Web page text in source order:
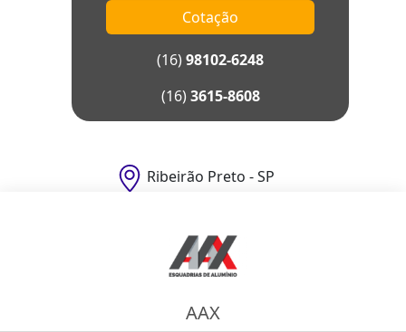
Cotação
(16)98102-6248
(16) 3615-8608
Ribeirão Preto - SP
AAX